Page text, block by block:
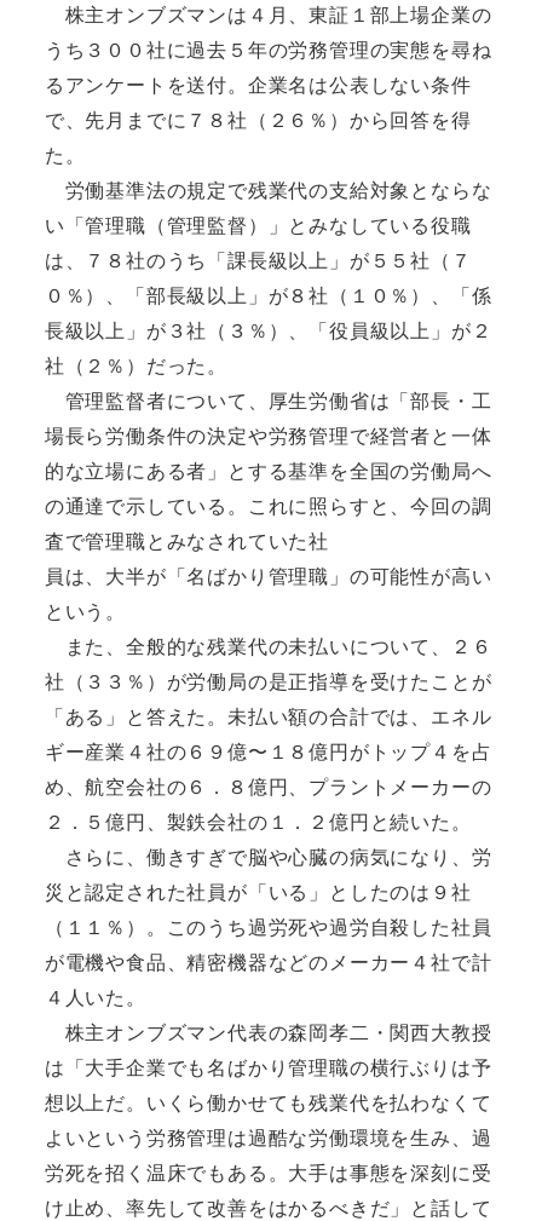
株主オンブズマンは４月、東証１部上場企業の
うち３００社に過去５年の労務管理の実態を尋ね
るアンケートを送付。企業名は公表しない条件
で、先月までに７８社（２６％）から回答を得
た。
労働基準法の規定で残業代の支給対象とならな
い「管理職（管理監督）」とみなしている役職
は、７８社のうち「課長級以上」が５５社（７
０％）、「部長級以上」が８社（１０％）、「係
長級以上」が３社（３％）、「役員級以上」が２
社（２％）だった。
管理監督者について、厚生労働省は「部長・工
場長ら労働条件の決定や労務管理で経営者と一体
的な立場にある者」とする基準を全国の労働局へ
の通達で示している。これに照らすと、今回の調
査で管理職とみなされていた社
員は、大半が「名ばかり管理職」の可能性が高い
という。
また、全般的な残業代の未払いについて、２６
社（３３％）が労働局の是正指導を受けたことが
「ある」と答えた。未払い額の合計では、エネル
ギー産業４社の６９億〜１８億円がトップ４を占
め、航空会社の６．８億円、プラントメーカーの
２．５億円、製鉄会社の１．２億円と続いた。
さらに、働きすぎで脳や心臓の病気になり、労
災と認定された社員が「いる」としたのは９社
（１１％）。このうち過労死や過労自殺した社員
が電機や食品、精密機器などのメーカー４社で計
４人いた。
株主オンブズマン代表の森岡孝二・関西大教授
は「大手企業でも名ばかり管理職の横行ぶりは予
想以上だ。いくら働かせても残業代を払わなくて
よいという労務管理は過酷な労働環境を生み、過
労死を招く温床でもある。大手は事態を深刻に受
け止め、率先して改善をはかるべきだ」と話して